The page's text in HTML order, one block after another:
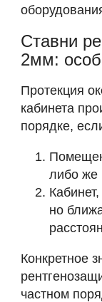
Ставни
2мм:
Протекция
кабинета
порядке,
либо же
но
Конкретное
частном